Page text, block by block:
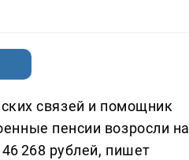
связей и помощник
пенсии возросли на
268 рублей, пишет